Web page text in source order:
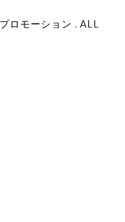
モーション . ALL